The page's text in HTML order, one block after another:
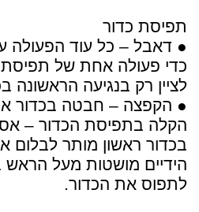
תפיסת כדור
● דאבל – כל עוד הפעולה
כדי פעולה אחת של
לציין רק בנגיעה הראשונה
● הקפצה – חבטה בכדור או
הקלה בתפיסת הכדור –
בכדור ראשון מותר לבלום
הידיים מושטות מעל
לתפוס את הכדור.